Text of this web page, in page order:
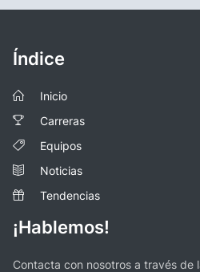
Índice
Inicio
Carreras
Equipos
Noticias
Tendencias
¡Hablemos!
Contacta con nosotros a través de